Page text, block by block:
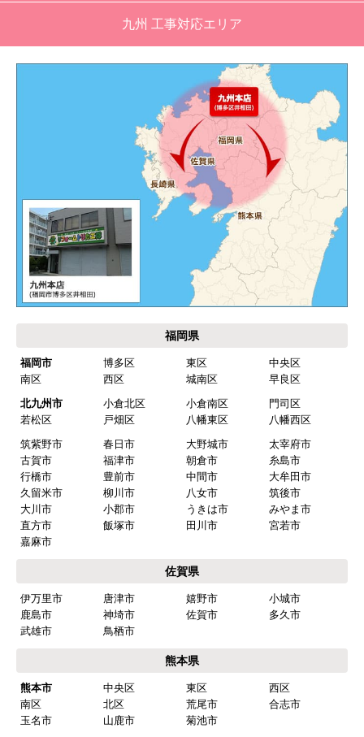
メールだとは知らず、確認できなかった。
エアコンが２００V対応型だが、同じ２００Vでも
業務用なのでコンセントの形状が違い、途中で工
事業者が買いに行く始末。注文時に形状の確認も
別の部屋もお願いしたいと考えていたが、少々不
akagenoane
欲しい商品をスムーズに注文できましたか？
予定の期日までに商品が届きましたか？
商品の梱包は必要十分なものでしたか？
またこのショップを利用したいですか？
文時期】2026年03月頃（モバイルから）
【このショップを選んだ理由は？】
商品価格がお手頃だった
【注文からどのくらいで届きましたか？】
忘れました
【その他感想・コメント】
九州 工事対応エリア
福岡県
福岡市 博多区 東区
中央区
南区
西区 城南区
早良区
北九州市
小倉北区 小倉南区
門司区
若松区
戸畑区 八幡東区
八幡西区
筑紫野市
春日市 大野城市
太宰府市
古賀市
福津市 朝倉市
糸島市
行橋市
豊前市 中間市
大牟田市
久留米市
柳川市 八女市
筑後市
大川市
小郡市 うきは市
みやま市
直方市
飯塚市 田川市
宮若市
嘉麻市
佐賀県
伊万里市 唐津市 嬉野市
小城市
鹿島市
神埼市 佐賀市
多久市
武雄市
鳥栖市
熊本県
熊本市 中央区 東区
西区
南区
北区 荒尾市
合志市
玉名市
山鹿市 菊池市